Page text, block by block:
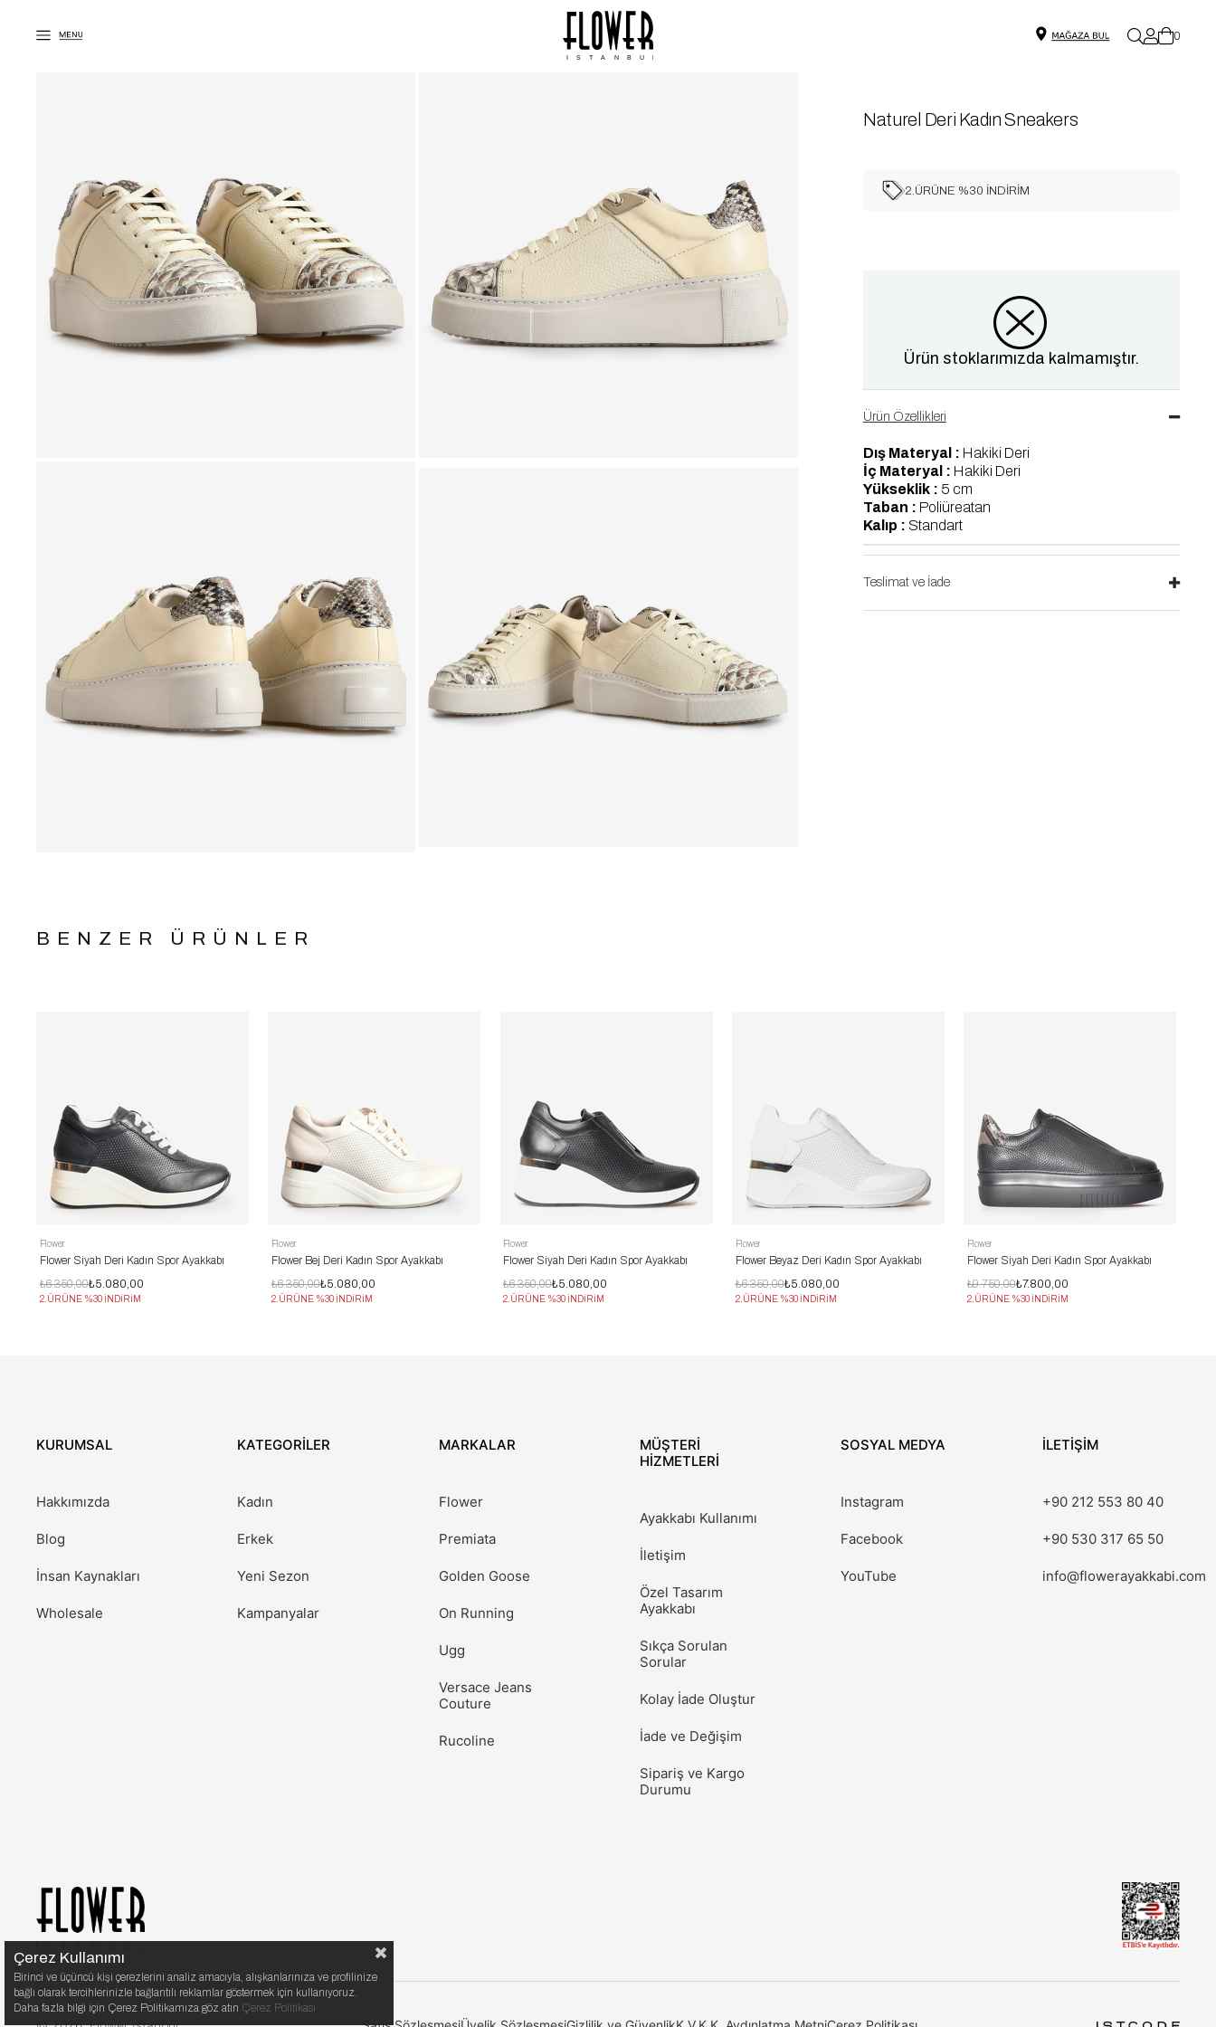
ISTANBUL
0
Naturel Deri Kadın Sneakers
2.ÜRÜNE %30 İNDİRİM
Ürün stoklarımızda kalmamıştır.
Ürün Özellikleri
Dış Materyal : Hakiki Deri
İç Materyal : Hakiki Deri
Yükseklik : 5 cm
Taban : Poliüreatan
Kalıp : Standart
Teslimat ve İade
BENZER ÜRÜNLER
Flower
Flower Siyah Deri Kadın Spor Ayakkabı
₺5.080,00
₺6.350,00
2.ÜRÜNE %30 İNDİRİM
Flower
Flower Bej Deri Kadın Spor Ayakkabı
₺5.080,00
₺6.350,00
2.ÜRÜNE %30 İNDİRİM
Flower
Flower Siyah Deri Kadın Spor Ayakkabı
₺5.080,00
₺6.350,00
2.ÜRÜNE %30 İNDİRİM
Flower
Flower Beyaz Deri Kadın Spor Ayakkabı
₺5.080,00
₺6.350,00
2.ÜRÜNE %30 İNDİRİM
Flower
Flower Siyah Deri Kadın Spor Ayakkabı
₺7.800,00
₺9.750,00
2.ÜRÜNE %30 İNDİRİM
KURUMSAL
Hakkımızda
Blog
İnsan Kaynakları
Wholesale
KATEGORİLER
Kadın
Erkek
Yeni Sezon
Kampanyalar
MARKALAR
Flower
Premiata
Golden Goose
On Running
Ugg
Versace Jeans
Couture
Rucoline
MÜŞTERİ
HİZMETLERİ
Ayakkabı Kullanımı
İletişim
Özel Tasarım
Ayakkabı
Sıkça Sorulan
Sorular
Kolay İade Oluştur
İade ve Değişim
Sipariş ve Kargo
Durumu
SOSYAL MEDYA
Instagram
Facebook
YouTube
İLETİŞİM
+90 212 553 80 40
+90 530 317 65 50
info@flowerayakkabi.com
Çerez Kullanımı
Birinci ve üçüncü kişi çerezlerini analiz amacıyla, alışkanlarınıza ve profilinize
bağlı olarak tercihlerinizle bağlantılı reklamlar göstermek için kullanıyoruz.
Daha fazla bilgi için Çerez Politikamıza göz atın Çerez Politikası